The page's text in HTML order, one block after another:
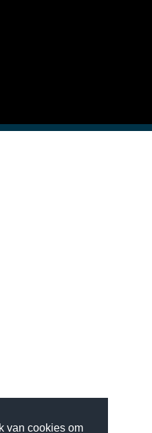
van cookies om